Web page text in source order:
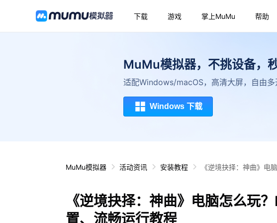
下载 游戏 掌上MuMu 帮助
MuMu模拟器，不挑设备，秒
适配Windows/macOS，高清大屏，自由多
Windows 下载
MuMu模拟器 活动资讯 安装教程 《逆境抉择：神曲》电
《逆境抉择：神曲》电脑怎么玩
置、流畅运行教程